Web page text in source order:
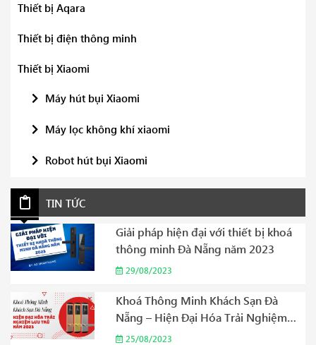
Thiết bị Aqara
Thiết bị điện thông minh
Thiết bị Xiaomi
Máy hút bụi Xiaomi
Máy lọc không khí xiaomi
Robot hút bụi Xiaomi
TIN TỨC
Giải pháp hiện đại với thiết bị khoá
thông minh Đà Nẵng năm 2023
29/08/2023
Khoá Thông Minh Khách Sạn Đà
Nẵng – Hiện Đại Hóa Trải Nghiệm
Lưu Trú Năm 2023
25/08/2023